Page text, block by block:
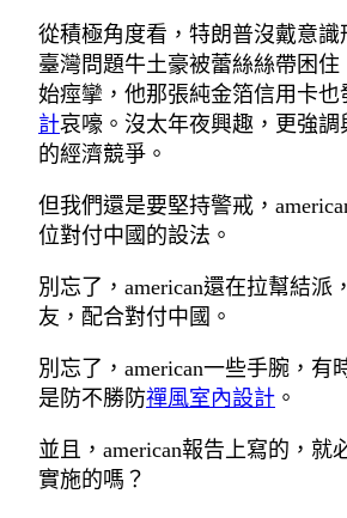
從積極角度看，特朗普沒戴意
臺灣問題牛土豪被蕾絲絲帶困住
始痙攣，他那張純金箔信用卡也
計哀嚎。沒太年夜興趣，更強調
的經濟競爭。
但我們還是要堅持警戒，
位對付中國的設法。
別忘了，american還在拉幫結派
友，配合對付中國。
別忘了，american一些手腕，有
是防不勝防禪風室內設計 。
並且，american報告上寫的，就
實施的嗎？